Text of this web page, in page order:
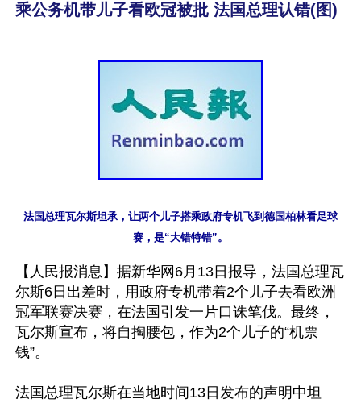
乘公务机带儿子看欧冠被批 法国总理认错(图)
法国总理瓦尔斯坦承，让两个儿子搭乘政府专机飞到德国柏林看足球
【人民报消息】据新华网6月13日报导，法国总理瓦
尔斯6日出差时，用政府专机带着2个儿子去看欧洲
冠军联赛决赛，在法国引发一片口诛笔伐。最终，
瓦尔斯宣布，将自掏腰包，作为2个儿子的“机票
钱”。
法国总理瓦尔斯在当地时间13日发布的声明中坦